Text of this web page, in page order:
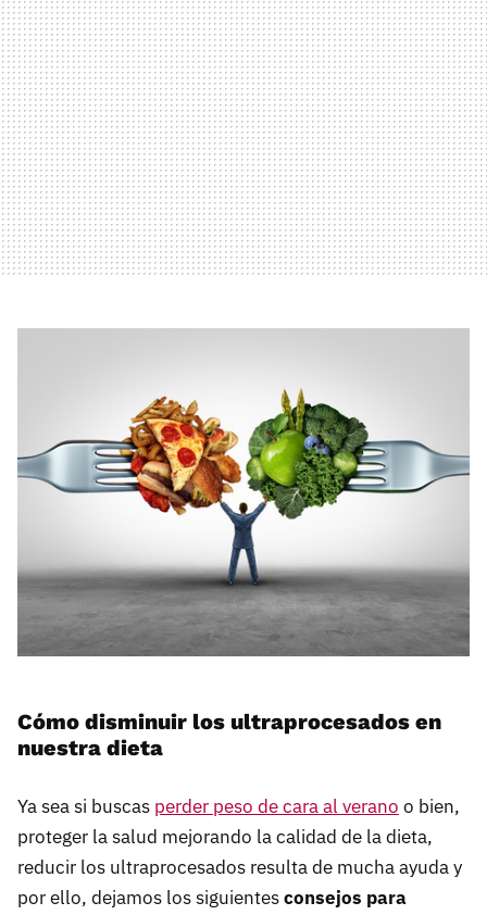
Cómo disminuir los ultraprocesados en
nuestra dieta
Ya sea si buscas perder peso de cara al verano o bien,
proteger la salud mejorando la calidad de la dieta,
reducir los ultraprocesados resulta de mucha ayuda y
por ello, dejamos los siguientesconsejos para